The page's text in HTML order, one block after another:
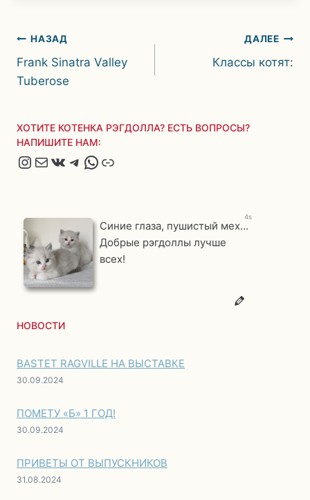
Навигация
по
НАЗАД
Frank Sinatra Valley
Tuberose
ДАЛЕЕ
Классы котят:
ХОТИТЕ КОТЕНКА РЭГДОЛЛА? ЕСТЬ ВОПРОСЫ?
НАПИШИТЕ НАМ:
Instagram Почта ВКонтакте Telegram WhatsApp Яндекс.Дзен
4s
Синие глаза, пушистый мех...
Добрые рэгдоллы лучше
всех!
НОВОСТИ
BASTET RAGVILLE НА ВЫСТАВКЕ
30.09.2024
ПОМЕТУ «Б» 1 ГОД!
30.09.2024
ПРИВЕТЫ ОТ ВЫПУСКНИКОВ
31.08.2024